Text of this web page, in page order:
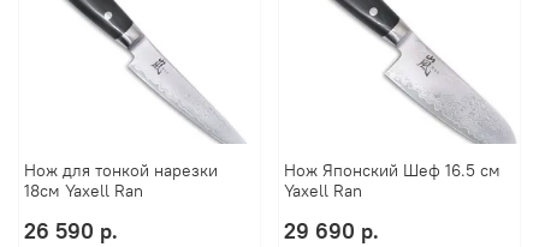
Нож для тонкой нарезки
18см Yaxell Ran
26 590 р.
Нож Японский Шеф 16.5 см
Yaxell Ran
29 690 р.